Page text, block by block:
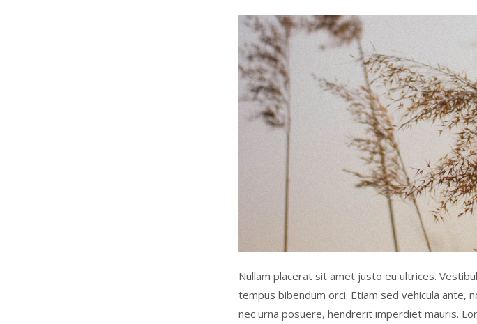
Nullam placerat sit amet justo eu ultrices.
tempus bibendum orci. Etiam sed vehicula ante,
nec urna posuere, hendrerit imperdiet mauris.